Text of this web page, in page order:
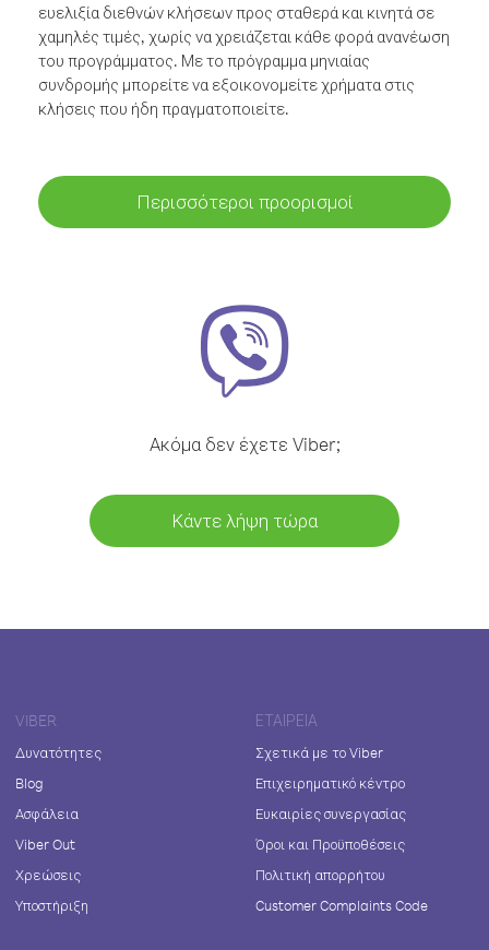
ευελιξία διεθνών κλήσεων προς σταθερά και κινητά σε
χαμηλές τιμές, χωρίς να χρειάζεται κάθε φορά ανανέωση
του προγράμματος. Με το πρόγραμμα μηνιαίας
συνδρομής μπορείτε να εξοικονομείτε χρήματα στις
κλήσεις που ήδη πραγματοποιείτε.
Περισσότεροι προορισμοί
Ακόμα δεν έχετε Viber;
Κάντε λήψη τώρα
VIBER
Δυνατότητες
Blog
Ασφάλεια
Viber Out
Χρεώσεις
Υποστήριξη
ΕΤΑΙΡΕΊΑ
Σχετικά με το Viber
Επιχειρηματικό κέντρο
Ευκαιρίες συνεργασίας
Όροι και Προϋποθέσεις
Πολιτική απορρήτου
Customer Complaints Code